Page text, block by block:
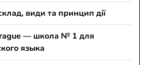
види та принцип дії
— школа № 1 для
языка